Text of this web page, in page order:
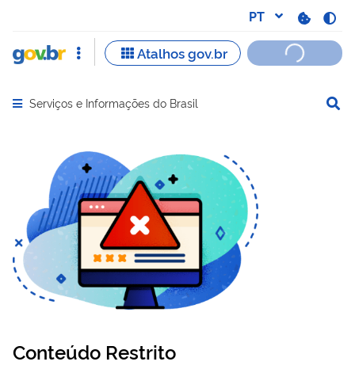
Abrir menu principal de navegação
Serviços e Informações do Brasil
Conteúdo Restrito